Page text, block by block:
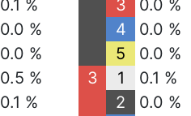
0.1 %
0.0 %
0.0 %
0.5 %
0.1 %
3
0.0 %
4
0.0 %
5
0.0 %
3
1
0.1 %
2
0.0 %